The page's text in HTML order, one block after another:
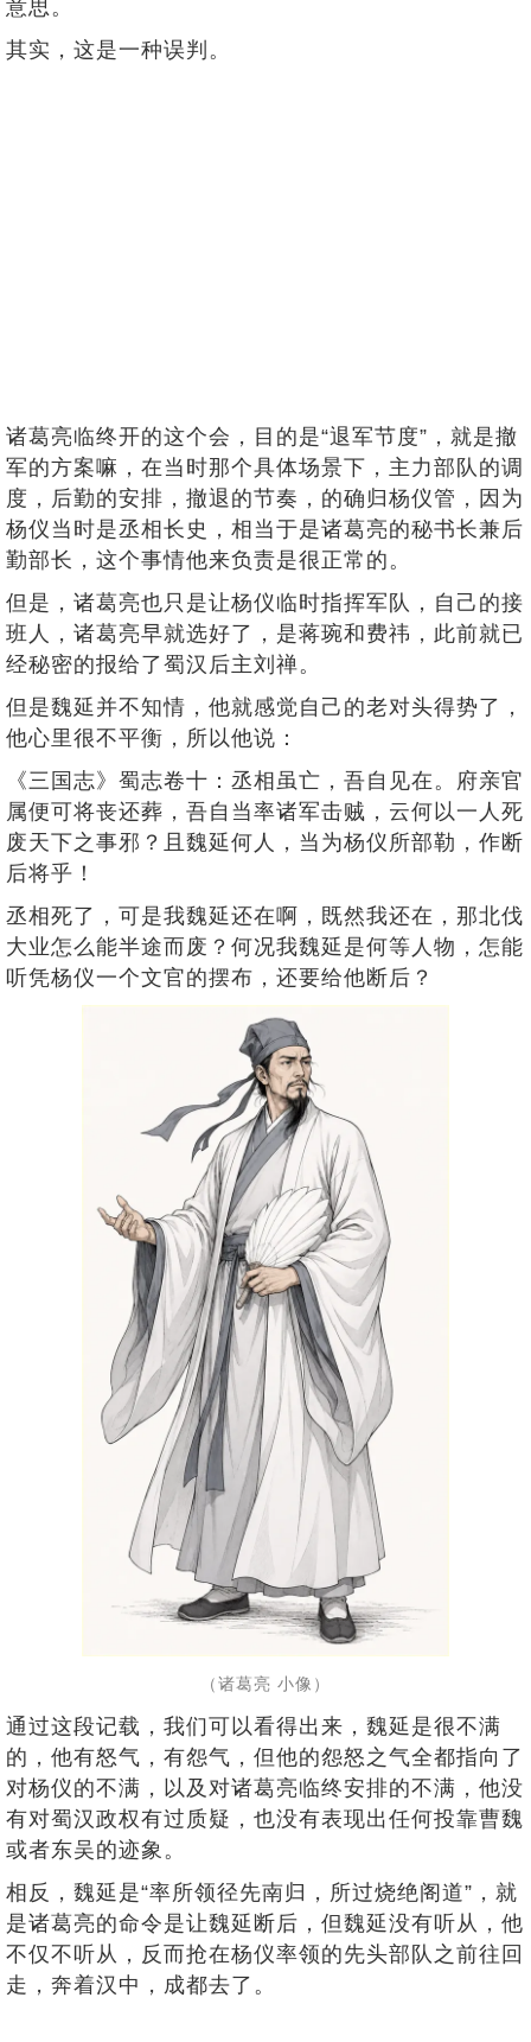
意思。
其实，这是一种误判。
诸葛亮临终开的这个会，目的是“退军节度”，就是撤
军的方案嘛，在当时那个具体场景下，主力部队的调
度，后勤的安排，撤退的节奏，的确归杨仪管，因为
杨仪当时是丞相长史，相当于是诸葛亮的秘书长兼后
勤部长，这个事情他来负责是很正常的。
但是，诸葛亮也只是让杨仪临时指挥军队，自己的接
班人，诸葛亮早就选好了，是蒋琬和费祎，此前就已
经秘密的报给了蜀汉后主刘禅。
但是魏延并不知情，他就感觉自己的老对头得势了，
他心里很不平衡，所以他说：
《三国志》蜀志卷十：丞相虽亡，吾自见在。府亲官
属便可将丧还葬，吾自当率诸军击贼，云何以一人死
废天下之事邪？且魏延何人，当为杨仪所部勒，作断
后将乎！
丞相死了，可是我魏延还在啊，既然我还在，那北伐
大业怎么能半途而废？何况我魏延是何等人物，怎能
听凭杨仪一个文官的摆布，还要给他断后？
（诸葛亮 小像）
通过这段记载，我们可以看得出来，魏延是很不满
的，他有怒气，有怨气，但他的怨怒之气全都指向了
对杨仪的不满，以及对诸葛亮临终安排的不满，他没
有对蜀汉政权有过质疑，也没有表现出任何投靠曹魏
或者东吴的迹象。
相反，魏延是“率所领径先南归，所过烧绝阁道”，就
是诸葛亮的命令是让魏延断后，但魏延没有听从，他
不仅不听从，反而抢在杨仪率领的先头部队之前往回
走，奔着汉中，成都去了。